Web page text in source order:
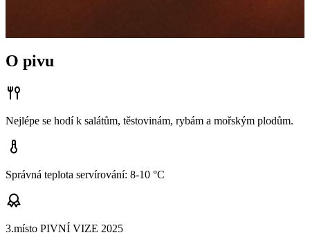
O pivu
Nejlépe se hodí k salátům, těstovinám, rybám a mořským plodům.
Správná teplota servírování: 8-10 °C
3.místo PIVNÍ VIZE 2025